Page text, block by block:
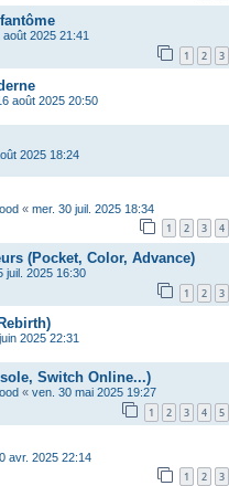
2025 21:41
1 2 3
août 2025 20:50
2025 18:24
« mer. 30 juil. 2025 18:34
1 2 3 4
(Pocket, Color, Advance)
juil. 2025 16:30
1 2 3
2025 22:31
Switch Online...)
« ven. 30 mai 2025 19:27
1 2 3 4 5
avr. 2025 22:14
1 2 3